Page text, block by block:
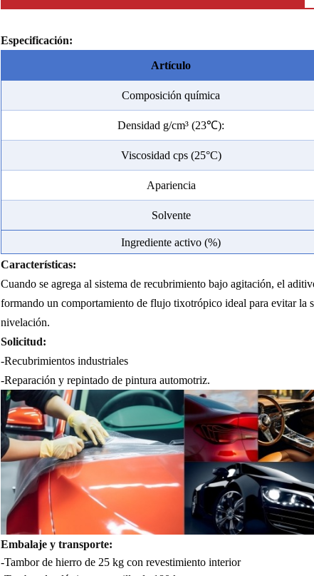
Especificación:
Artículo
Composición química
Densidad g/cm³(23℃):
Viscosidad cps (25°C)
Apariencia
Solvente
Ingrediente activo (%)
Características:
Cuando se agrega al sistema de recubrimiento bajo agitación, el
formando un comportamiento de flujo tixotrópico ideal para evitar la
nivelación.
Solicitud:
-Recubrimientos industriales
-Reparación y repintado de pintura automotriz.
Embalaje y transporte:
-Tambor de hierro de 25 kg con revestimiento interior